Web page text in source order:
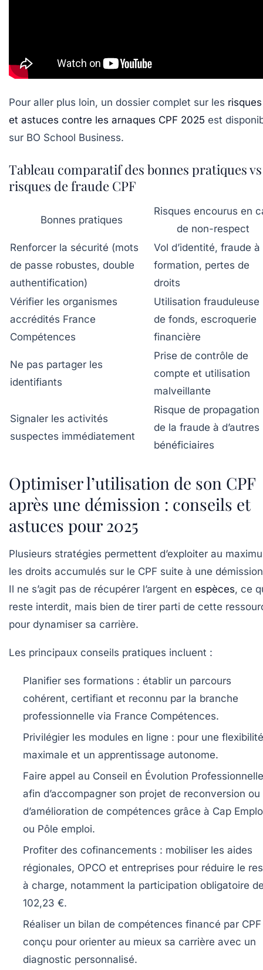
Pour aller plus loin, un dossier complet sur les risques
et astuces contre les arnaques CPF 2025 est
sur BO School Business.
Tableau comparatif des bonnes pratiques vs
risques de fraude CPF
Bonnes pratiques
Risques encourus en
de non-respect
Renforcer la sécurité (mots
de passe robustes, double
authentification)
Vol d’identité, fraude à
formation, pertes de
droits
Vérifier les organismes
accrédités France
Compétences
Utilisation frauduleuse
de fonds, escroquerie
financière
Ne pas partager les
identifiants
Prise de contrôle de
compte et utilisation
malveillante
Signaler les activités
suspectes immédiatement
Risque de propagation
de la fraude à d’autres
bénéficiaires
Optimiser l’utilisation de son CPF
après une démission : conseils et
astuces pour 2025
Plusieurs stratégies permettent d’exploiter au
les droits accumulés sur le CPF suite à une
Il ne s’agit pas de récupérer l’argent en espèces, ce
reste interdit, mais bien de tirer parti de cette
pour dynamiser sa carrière.
Les principaux conseils pratiques incluent :
Planifier ses formations : établir un parcours
cohérent, certifiant et reconnu par la branche
professionnelle via France Compétences.
Privilégier les modules en ligne : pour une flexibilité
maximale et un apprentissage autonome.
Faire appel au Conseil en Évolution
afin d’accompagner son projet de reconversion ou
d’amélioration de compétences grâce à Cap
ou Pôle emploi.
Profiter des cofinancements : mobiliser les aides
régionales, OPCO et entreprises pour réduire le
à charge, notamment la participation obligatoire
102,23 €.
Réaliser un bilan de compétences financé par
conçu pour orienter au mieux sa carrière avec un
diagnostic personnalisé.